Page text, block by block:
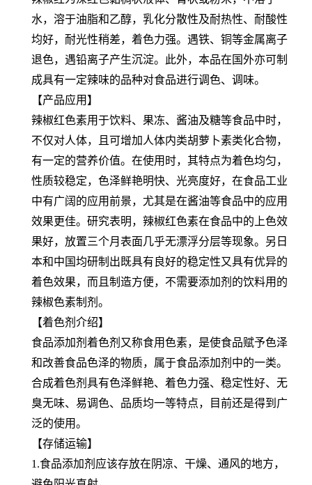
水，溶于油脂和乙醇，乳化分散性及耐热性、耐酸性
均好，耐光性稍差，着色力强。遇铁、铜等金属离子
退色，遇铅离子产生沉淀。此外，本品在国外亦可制
成具有一定辣味的品种对食品进行调色、调味。
【产品应用】
辣椒红色素用于饮料、果冻、酱油及糖等食品中时，
不仅对人体，且可增加人体内类胡萝卜素类化合物，
有一定的营养价值。在使用时，其特点为着色均匀，
性质较稳定，色泽鲜艳明快、光亮度好，在食品工业
中有广阔的应用前景，尤其是在酱油等食品中的应用
效果更佳。研究表明，辣椒红色素在食品中的上色效
果好，放置三个月表面几乎无漂浮分层等现象。另日
本和中国均研制出既具有良好的稳定性又具有优异的
着色效果，而且制造方便，不需要添加剂的饮料用的
辣椒色素制剂。
【着色剂介绍】
食品添加剂着色剂又称食用色素，是使食品赋予色泽
和改善食品色泽的物质，属于食品添加剂中的一类。
合成着色剂具有色泽鲜艳、着色力强、稳定性好、无
臭无味、易调色、品质均一等特点，目前还是得到广
泛的使用。
【存储运输】
1.食品添加剂应该存放在阴凉、干燥、通风的地方，